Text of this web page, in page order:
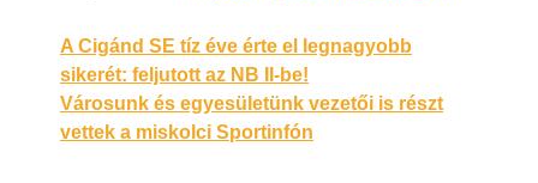
Bejegyzés
navigáció
A Cigánd SE tíz éve érte el legnagyobb
sikerét: feljutott az NB II-be!
Városunk és egyesületünk vezetői is részt
vettek a miskolci Sportinfón